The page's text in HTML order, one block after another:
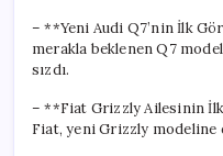
– **Yeni Audi Q7’nin İlk
merakla beklenen Q7
sızdı.
– **Fiat Grizzly Ailesinin İlk
Fiat, yeni Grizzly modeline